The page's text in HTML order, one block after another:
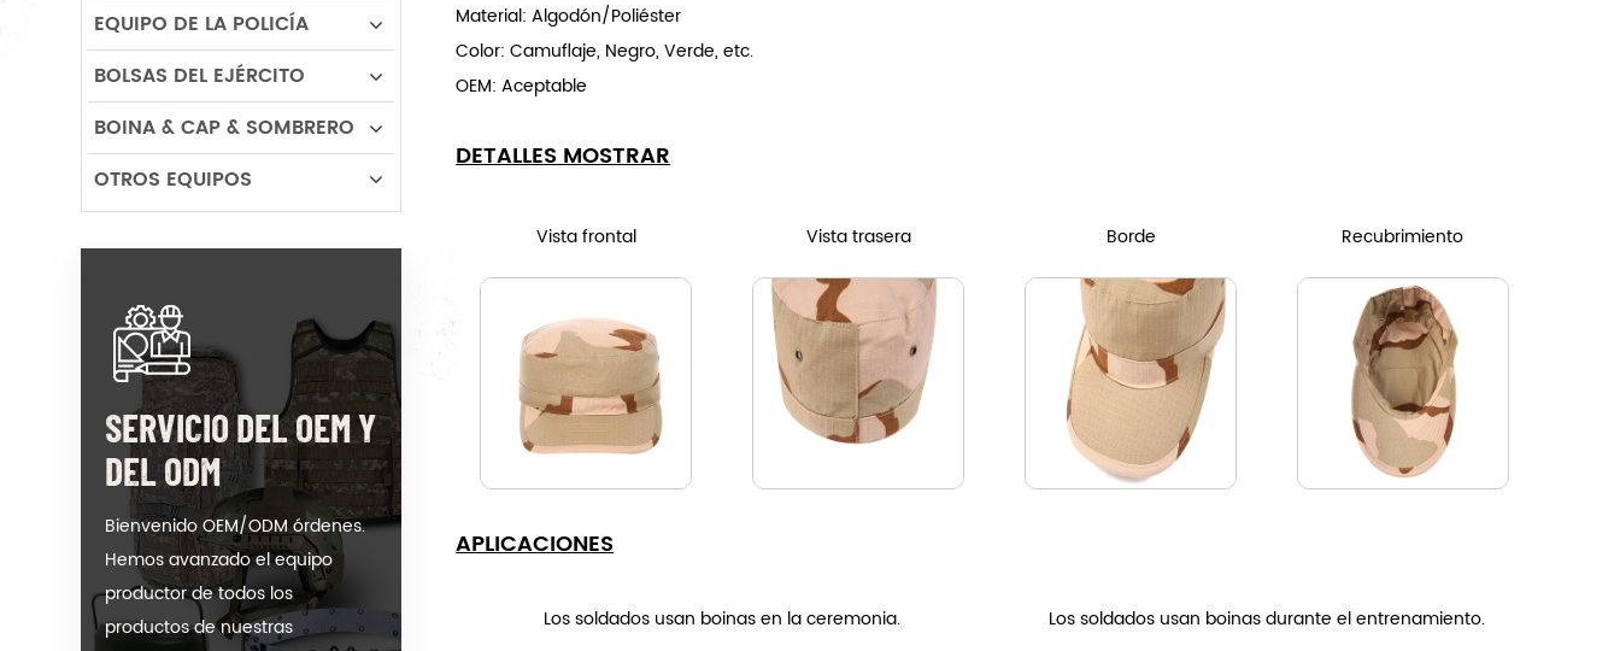
Material: Algodón/Poliéster
Color: Camuflaje, Negro, Verde, etc.
OEM: Aceptable
DETALLES MOSTRAR
Vista frontal Vista trasera Borde Recubrimiento
APLICACIONES
Los soldados usan boinas en la ceremonia. Los soldados usan boinas durante el entrenamiento.
EQUIPO DE LA POLICÍA
BOLSAS DEL EJÉRCITO
BOINA & CAP & SOMBRERO
OTROS EQUIPOS
SERVICIO DEL OEM Y
DEL ODM
Bienvenido OEM/ODM órdenes.
Hemos avanzado el equipo
productor de todos los
productos de nuestras